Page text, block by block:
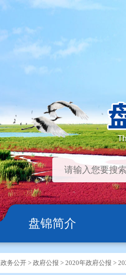
盘锦简介
政务公开 > 政府公报 > 2020年政府公报 >